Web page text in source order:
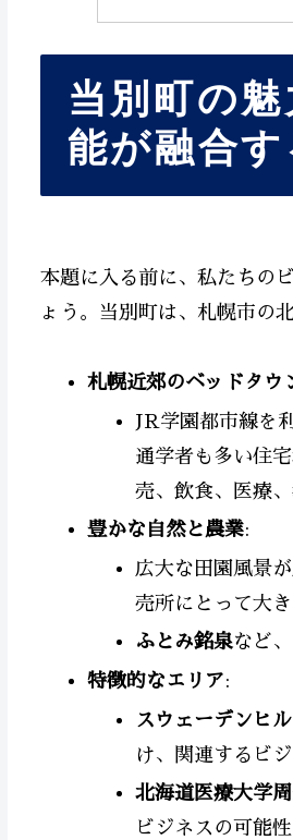
当別町の
能が融合
本題に入る前に、私たちの
ょう。当別町は、札幌市の
札幌近郊のベッドタウ
JR学園都市線を
通学者も多い住
売、飲食、医療
豊かな自然と農業:
広大な田園風景
売所にとって大
ふとみ銘泉など
特徴的なエリア:
スウェーデンヒ
け、関連するビ
北海道医療大学
ビジネスの可能